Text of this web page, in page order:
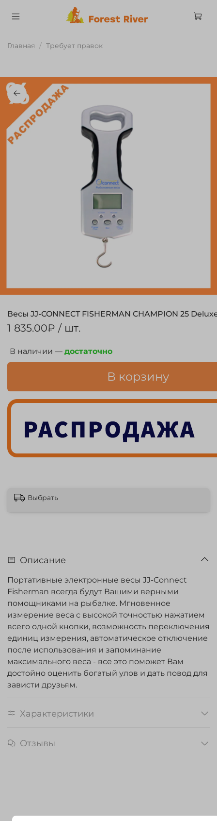
Главная Требует правок
Весы JJ-CONNECT FISHERMAN CHAMPION 25
1 835.00₽ / шт.
В наличии — достаточно
В корзину
Выбрать
Описание
Портативные электронные весы JJ-Connect
Fisherman всегда будут Вашими верными
помощниками на рыбалке. Мгновенное
измерение веса с высокой точностью нажатием
всего одной кнопки, возможность переключения
единиц измерения, автоматическое отключение
после использования и запоминание
максимального веса - все это поможет Вам
достойно оценить богатый улов и дать повод для
зависти друзьям.
Характеристики
Отзывы